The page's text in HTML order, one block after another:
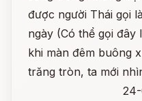
được người Thái gọi
ngày (Có thể gọi
khi màn đêm buông
trăng tròn, ta mới